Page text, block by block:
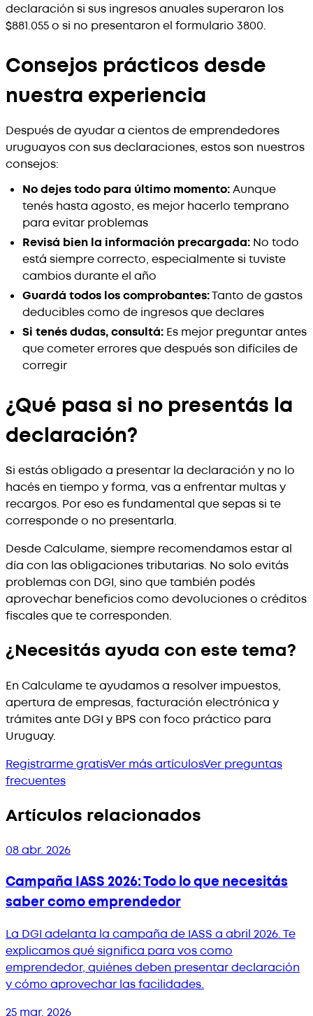
declaración si sus ingresos anuales superaron los
$881.055 o si no presentaron el formulario 3800.
Consejos prácticos desde
nuestra experiencia
Después de ayudar a cientos de emprendedores
uruguayos con sus declaraciones, estos son nuestros
consejos:
No dejes todo para último momento:Aunque
tenés hasta agosto, es mejor hacerlo temprano
para evitar problemas
Revisá bien la información precargada: No todo
está siempre correcto, especialmente si tuviste
cambios durante el año
Guardá todos los comprobantes:Tanto de gastos
deducibles como de ingresos que declares
Si tenés dudas, consultá: Es mejor preguntar antes
que cometer errores que después son difíciles de
corregir
¿Qué pasa si no presentás la
declaración?
Si estás obligado a presentar la declaración y no lo
hacés en tiempo y forma, vas a enfrentar multas y
recargos. Por eso es fundamental que sepas si te
corresponde o no presentarla.
Desde Calculame, siempre recomendamos estar al
día con las obligaciones tributarias. No solo evitás
problemas con DGI, sino que también podés
aprovechar beneficios como devoluciones o créditos
fiscales que te corresponden.
¿Necesitás ayuda con este tema?
En Calculame te ayudamos a resolver impuestos,
apertura de empresas, facturación electrónica y
trámites ante DGI y BPS con foco práctico para
Uruguay.
Registrarme gratisVer más artículosVer preguntas
frecuentes
Artículos relacionados
08 abr. 2026
Campaña IASS 2026: Todo lo que necesitás
saber como emprendedor
La DGI adelanta la campaña de IASS a abril 2026. Te
explicamos qué significa para vos como
emprendedor, quiénes deben presentar declaración
y cómo aprovechar las facilidades.
25 mar. 2026